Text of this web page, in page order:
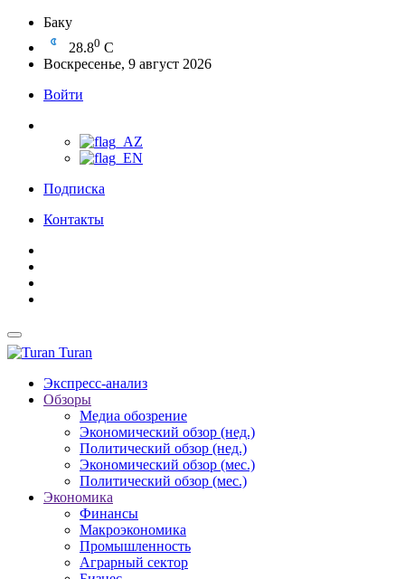
Баку
28.80 C
Воскресенье, 9 август 2026
Войти
Подписка
Контакты
Turan
Экспресс-анализ
Обзоры
Медиа обозрение
Экономический обзор (нед.)
Политический обзор (нед.)
Экономический обзор (мес.)
Политический обзор (мес.)
Экономика
Финансы
Макроэкономика
Промышленность
Аграрный сектор